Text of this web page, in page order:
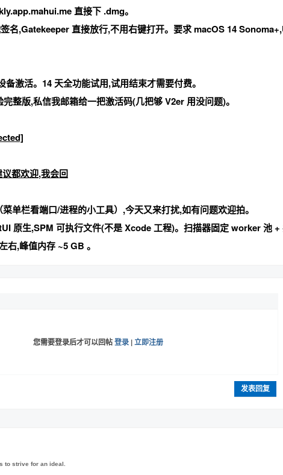
直接下 .dmg。
名,Gatekeeper 直接放行,不用右键打开。要求 macOS 14
激活。 14 天全功能试用,试用结束才需要付费。
完整版,私信我邮箱给一把激活码(几把够 V2er 用没问题)。
都欢迎,我会回
栏看端口/进程的小工具）,今天又来打扰,如有问题欢迎拍。
原生,SPM 可执行文件(不是 Xcode 工程)。扫描器固定 worker 池 +
右,峰值内存 ~5 GB 。
您需要登录后才可以回帖登录 |立即注册
发表回复
to strive for an ideal.